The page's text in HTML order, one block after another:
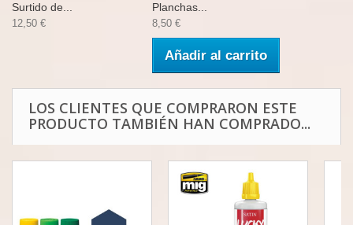
Surtido de...
12,50 €
Planchas...
8,50 €
Añadir al carrito
LOS CLIENTES QUE COMPRARON ESTE
PRODUCTO TAMBIÉN HAN COMPRADO...